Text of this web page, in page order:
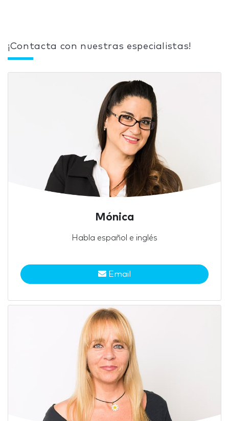
¡Contacta con nuestras especialistas!
Mónica
Habla español e inglés
Email